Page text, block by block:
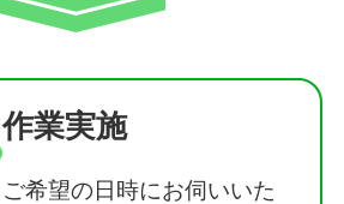
作業実施
ご希望の日時にお伺いいた